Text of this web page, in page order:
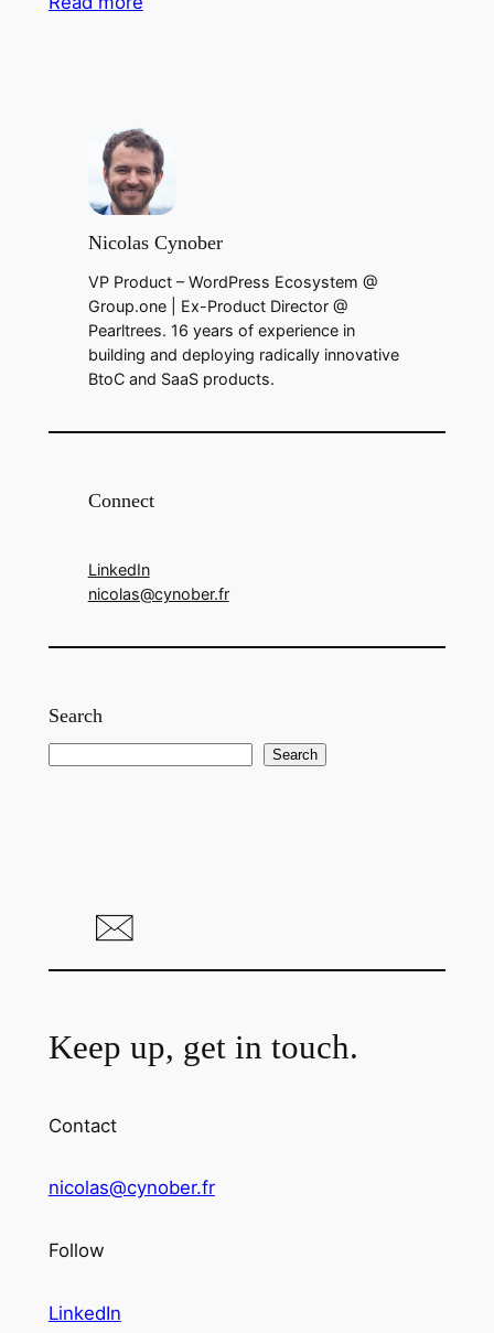
Nicolas Cynober
VP Product – WordPress Ecosystem @
Group.one | Ex-Product Director @
Pearltrees. 16 years of experience in
building and deploying radically innovative
BtoC and SaaS products.
Connect
LinkedIn
nicolas@cynober.fr
Search
Search
Keep up, get in touch.
Contact
nicolas@cynober.fr
Follow
LinkedIn